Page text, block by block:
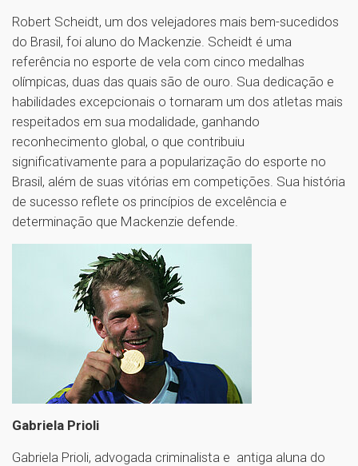
Robert Scheidt, um dos velejadores mais bem-sucedidos
do Brasil, foi aluno do Mackenzie. Scheidt é uma
referência no esporte de vela com cinco medalhas
olímpicas, duas das quais são de ouro. Sua dedicação e
habilidades excepcionais o tornaram um dos atletas mais
respeitados em sua modalidade, ganhando
reconhecimento global, o que contribuiu
significativamente para a popularização do esporte no
Brasil, além de suas vitórias em competições. Sua história
de sucesso reflete os princípios de excelência e
determinação que Mackenzie defende.
Gabriela Prioli
Gabriela Prioli, advogada criminalista e antiga aluna do